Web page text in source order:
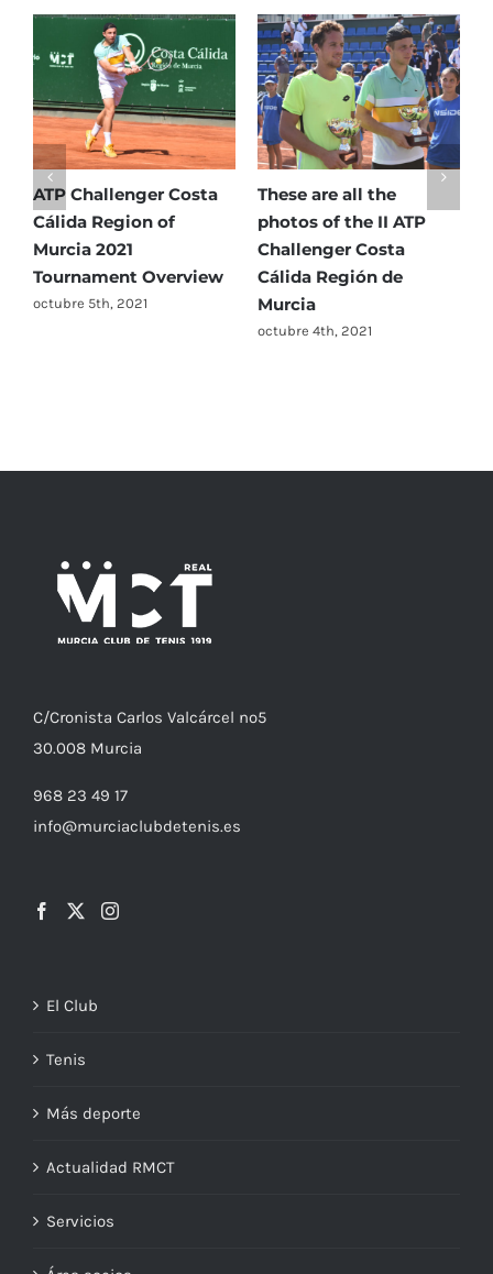
ATP Challenger Costa
Cálida Region of
Murcia 2021
Tournament Overview
octubre 5th, 2021
These are all the
photos of the II ATP
Challenger Costa
Cálida Región de
Murcia
octubre 4th, 2021
C/Cronista Carlos Valcárcel nº5
30.008 Murcia
968 23 49 17
info@murciaclubdetenis.es
El Club
Tenis
Más deporte
Actualidad RMCT
Servicios